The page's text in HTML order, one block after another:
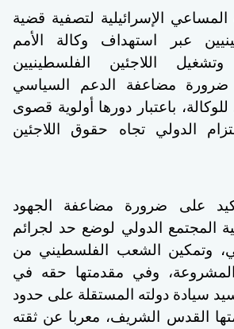
الإسرائيلية لتصفية قضية
عبر استهداف وكالة الأمم
وتشغيل اللاجئين الفلسطينيين
ضرورة مضاعفة الدعم السياسي
للوكالة، باعتبار دورها أولوية قصوى
الدولي تجاه حقوق اللاجئين
على ضرورة مضاعفة الجهود
المجتمع الدولي لوضع حد لجرائم
وتمكين الشعب الفلسطيني من
وفي مقدمتها حقه في
سيادة دولته المستقلة على حدود
وعاصمتها القدس الشريف، معربا عن ثقته